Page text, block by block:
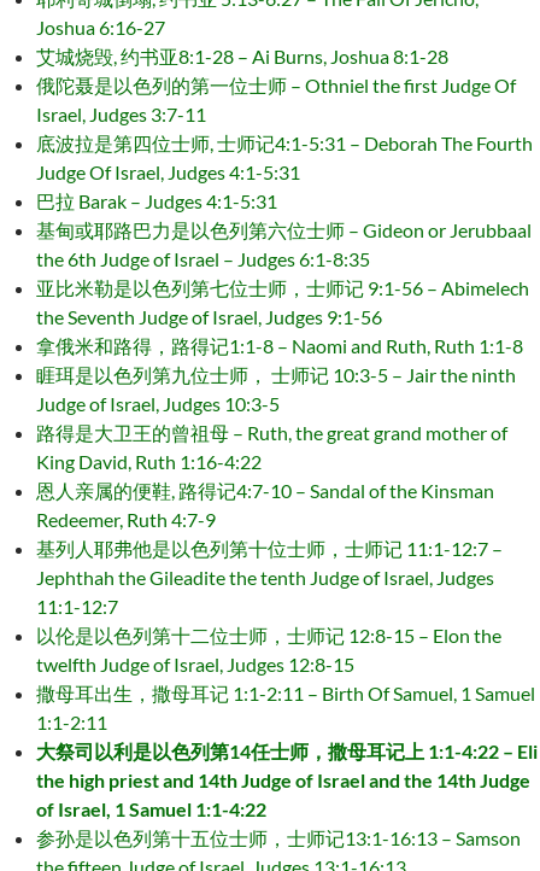
Joshua 6:16-27
艾城烧毁, 约书亚8:1-28 – Ai Burns, Joshua 8:1-28
俄陀聂是以色列的第一位士师 – Othniel the first Judge Of
Israel, Judges 3:7-11
底波拉是第四位士师, 士师记4:1-5:31 – Deborah The Fourth
Judge Of Israel, Judges 4:1-5:31
巴拉 Barak – Judges 4:1-5:31
基甸或耶路巴力是以色列第六位士师 – Gideon or Jerubbaal
the 6th Judge of Israel – Judges 6:1-8:35
亚比米勒是以色列第七位士师，士师记 9:1-56 – Abimelech
the Seventh Judge of Israel, Judges 9:1-56
拿俄米和路得，路得记1:1-8 – Naomi and Ruth, Ruth 1:1-8
睚珥是以色列第九位士师， 士师记 10:3-5 – Jair the ninth
Judge of Israel, Judges 10:3-5
路得是大卫王的曾祖母 – Ruth, the great grand mother of
King David, Ruth 1:16-4:22
恩人亲属的便鞋, 路得记4:7-10 – Sandal of the Kinsman
Redeemer, Ruth 4:7-9
基列人耶弗他是以色列第十位士师，士师记 11:1-12:7 –
Jephthah the Gileadite the tenth Judge of Israel, Judges
11:1-12:7
以伦是以色列第十二位士师，士师记 12:8-15 – Elon the
twelfth Judge of Israel, Judges 12:8-15
撒母耳出生，撒母耳记 1:1-2:11 – Birth Of Samuel, 1 Samuel
1:1-2:11
大祭司以利是以色列第14任士师，撒母耳记上 1:1-4:22 – Eli
the high priest and 14th Judge of Israel and the 14th Judge
of Israel, 1 Samuel 1:1-4:22
参孙是以色列第十五位士师，士师记13:1-16:13 – Samson